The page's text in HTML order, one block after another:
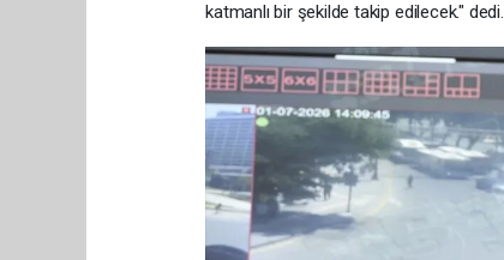
katmanlı bir şekilde takip edilecek." dedi.